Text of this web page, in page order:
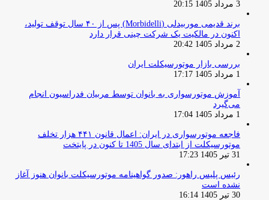
3 مرداد 1405 20:15
برند قدیمی موربیدلی (Morbidelli) پس از ۴۰ سال توقف تولید،
اکنون در مالکیت یک شرکت چینی قرار دارد
2 مرداد 1405 20:42
بررسی بازار موتورسیکلت ایران
1 مرداد 1405 17:17
آموزش موتورسواری به بانوان توسط مربیان فدراسیون انجام
می‌گیرد
1 مرداد 1405 17:04
فاجعه موتورسواری در ایران: اعمال قانون ۴۴۱ هزار تخلف
موتورسیکلت از ابتدای سال 1405 تا کنون در پایتخت
31 تیر 1405 17:23
رئیس پلیس راهور: صدور گواهینامه موتورسیکلت بانوان هنوز آغاز
نشده است
30 تیر 1405 16:14